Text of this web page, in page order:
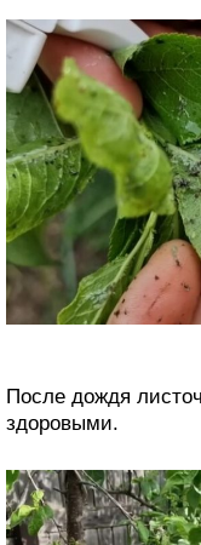
После дождя
здоровыми.